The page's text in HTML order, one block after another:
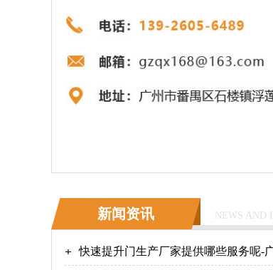
新闻资讯 NEWS AND
快速提升门生产厂家提供哪些服务呢-